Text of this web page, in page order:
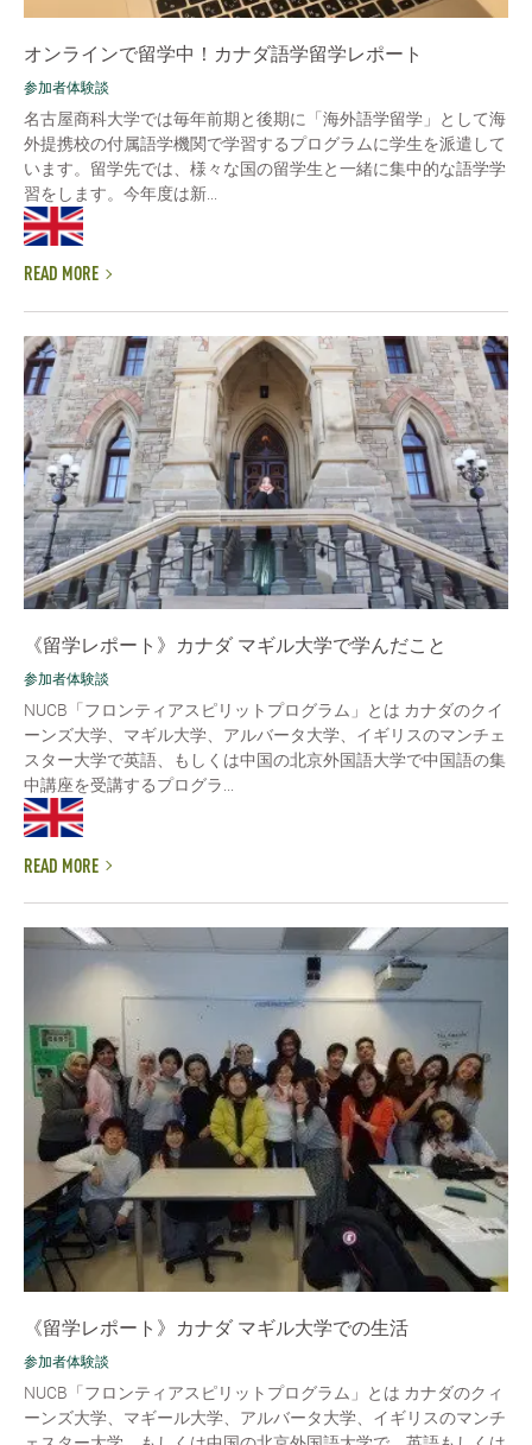
オンラインで留学中！カナダ語学留学レポート
参加者体験談
名古屋商科大学では毎年前期と後期に「海外語学留学」として海
外提携校の付属語学機関で学習するプログラムに学生を派遣して
います。留学先では、様々な国の留学生と一緒に集中的な語学学
習をします。今年度は新...
READ MORE
《留学レポート》カナダ マギル大学で学んだこと
参加者体験談
NUCB「フロンティアスピリットプログラム」とは カナダのクイ
ーンズ大学、マギル大学、アルバータ大学、イギリスのマンチェ
スター大学で英語、もしくは中国の北京外国語大学で中国語の集
中講座を受講するプログラ...
READ MORE
《留学レポート》カナダ マギル大学での生活
参加者体験談
NUCB「フロンティアスピリットプログラム」とは カナダのクィ
ーンズ大学、マギール大学、アルバータ大学、イギリスのマンチ